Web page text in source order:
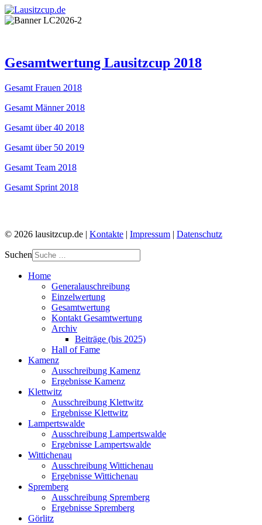
Gesamtwertung Lausitzcup 2018
Gesamt Frauen 2018
Gesamt Männer 2018
Gesamt über 40 2018
Gesamt über 50 2019
Gesamt Team 2018
Gesamt Sprint 2018
© 2026 lausitzcup.de | Kontakte | Impressum | Datenschutz
Suchen
Home
Generalauschreibung
Einzelwertung
Gesamtwertung
Kontakt Gesamtwertung
Archiv
Beiträge (bis 2025)
Hall of Fame
Kamenz
Ausschreibung Kamenz
Ergebnisse Kamenz
Klettwitz
Ausschreibung Klettwitz
Ergebnisse Klettwitz
Lampertswalde
Ausschreibung Lampertswalde
Ergebnisse Lampertswalde
Wittichenau
Ausschreibung Wittichenau
Ergebnisse Wittichenau
Spremberg
Ausschreibung Spremberg
Ergebnisse Spremberg
Görlitz